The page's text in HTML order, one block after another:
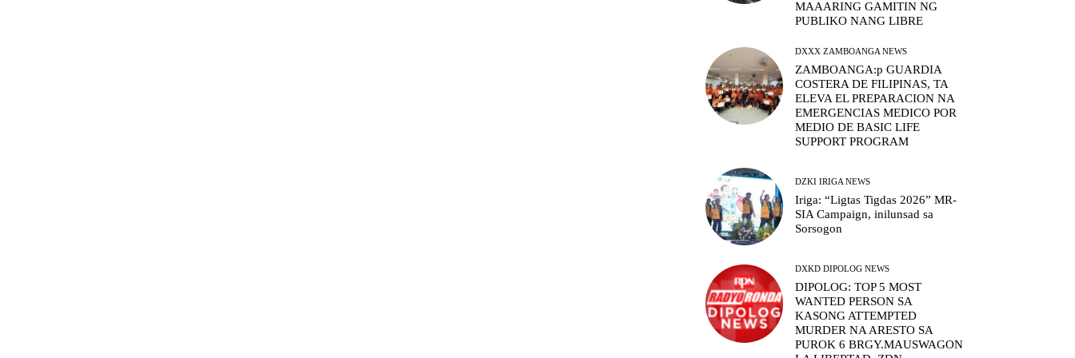
MAAARING GAMITIN NG
PUBLIKO NANG LIBRE
DXXX ZAMBOANGA NEWS
ZAMBOANGA:p GUARDIA
COSTERA DE FILIPINAS, TA
ELEVA EL PREPARACION NA
EMERGENCIAS MEDICO POR
MEDIO DE BASIC LIFE
SUPPORT PROGRAM
DZKI IRIGA NEWS
Iriga: “Ligtas Tigdas 2026” MR-
SIA Campaign, inilunsad sa
Sorsogon
DXKD DIPOLOG NEWS
DIPOLOG: TOP 5 MOST
WANTED PERSON SA
KASONG ATTEMPTED
MURDER NA ARESTO SA
PUROK 6 BRGY.MAUSWAGON